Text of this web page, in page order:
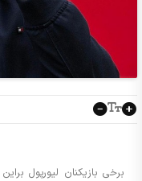
برخی بازیکنان لیورپول